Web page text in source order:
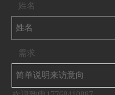
姓名
需求